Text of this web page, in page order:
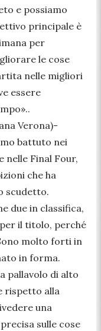
e possiamo
principale è
per
le cose
nelle migliori
essere
Verona)-
battuto nei
nelle Final Four,
che ha
scudetto.
due in classifica,
il titolo, perché
molto forti in
in forma.
pallavolo di alto
rispetto alla
una
sulle cose